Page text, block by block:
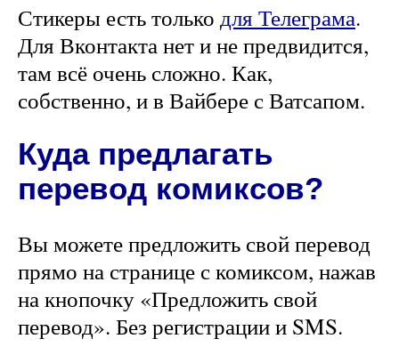
Стикеры есть только для Телеграма.
Для Вконтакта нет и не предвидится,
там всё очень сложно. Как,
собственно, и в Вайбере с Ватсапом.
Куда предлагать
перевод комиксов?
Вы можете предложить свой перевод
прямо на странице с комиксом, нажав
на кнопочку «Предложить свой
перевод». Без регистрации и SMS.